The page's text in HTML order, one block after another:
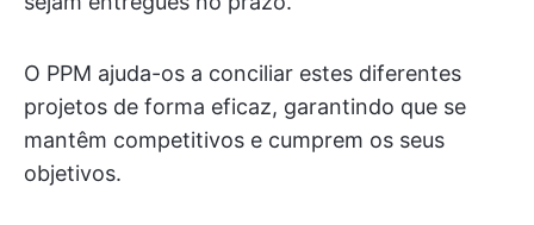
O PPM ajuda-os a conciliar estes diferentes
projetos de forma eficaz, garantindo que se
mantêm competitivos e cumprem os seus
objetivos.